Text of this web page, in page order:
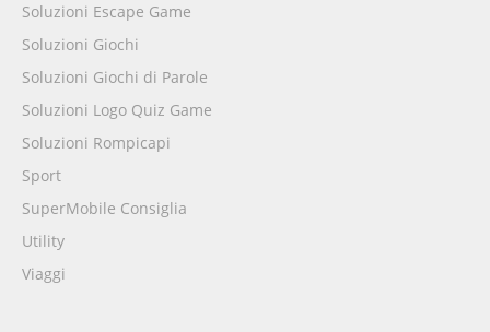
Soluzioni Escape Game
Soluzioni Giochi
Soluzioni Giochi di Parole
Soluzioni Logo Quiz Game
Soluzioni Rompicapi
Sport
SuperMobile Consiglia
Utility
Viaggi